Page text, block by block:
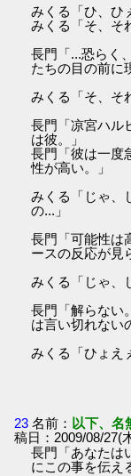
みくる「ひ、ひ
みくる「そ、そ
長門「...恐らく
たちの目の前に
みくる「そ、そ
長門「凉宮ハル
は彼。」
長門「彼は一度
性が高い。」
みくる「じゃ、
の...」
長門「可能性は
ースの反応が見
みくる「じゃ、
長門「解らない
は言い切れない
みくる「ひょえ
23 名前： 以下、名
稿日：2009/08/27(
長門「あなたは
にこの事を伝え